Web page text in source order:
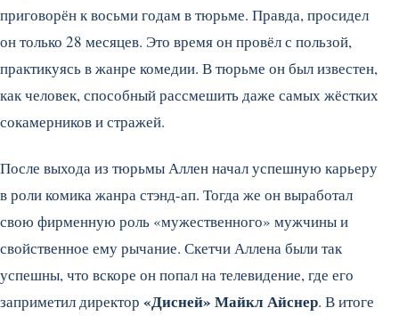
приговорён к восьми годам в тюрьме. Правда, просидел
он только 28 месяцев. Это время он провёл с пользой,
практикуясь в жанре комедии. В тюрьме он был известен,
как человек, способный рассмешить даже самых жёстких
сокамерников и стражей.
После выхода из тюрьмы Аллен начал успешную карьеру
в роли комика жанра стэнд-ап. Тогда же он выработал
свою фирменную роль «мужественного» мужчины и
свойственное ему рычание. Скетчи Аллена были так
успешны, что вскоре он попал на телевидение, где его
заприметил директор «Дисней» Майкл Айснер. В итоге